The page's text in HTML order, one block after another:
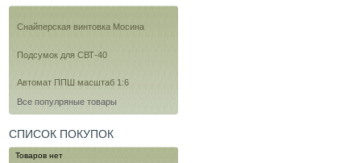
Снайперская винтовка Мосина
Подсумок для СВТ-40
Автомат ППШ масштаб 1:6
Все популряные товары
СПИСОК ПОКУПОК
Товаров нет